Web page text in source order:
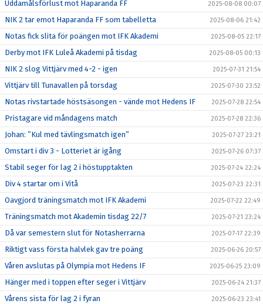
Uddamålsförlust mot Haparanda FF 2025-08-08 00:07
NIK 2 tar emot Haparanda FF som tabelletta 2025-08-06 21:42
Notas fick slita för poängen mot IFK Akademi 2025-08-05 22:17
Derby mot IFK Luleå Akademi på tisdag 2025-08-05 00:13
NIK 2 slog Vittjärv med 4-2 - igen 2025-07-31 21:54
Vittjärv till Tunavallen på torsdag 2025-07-30 23:52
Notas rivstartade höstsäsongen - vände mot Hedens IF 2025-07-28 22:54
Pristagare vid måndagens match 2025-07-28 22:36
Johan: ”Kul med tävlingsmatch igen” 2025-07-27 23:21
Omstart i div 3 - Lotteriet är igång 2025-07-26 07:37
Stabil seger för lag 2 i höstupptakten 2025-07-24 22:24
Div 4 startar om i Vitå 2025-07-23 22:31
Oavgjord träningsmatch mot IFK Akademi 2025-07-22 22:49
Träningsmatch mot Akademin tisdag 22/7 2025-07-21 23:24
Då var semestern slut för Notasherrarna 2025-07-17 22:39
Riktigt vass första halvlek gav tre poäng 2025-06-26 20:57
Våren avslutas på Olympia mot Hedens IF 2025-06-25 23:09
Hänger med i toppen efter seger i Vittjärv 2025-06-24 21:37
Vårens sista för lag 2 i fyran 2025-06-23 23:41